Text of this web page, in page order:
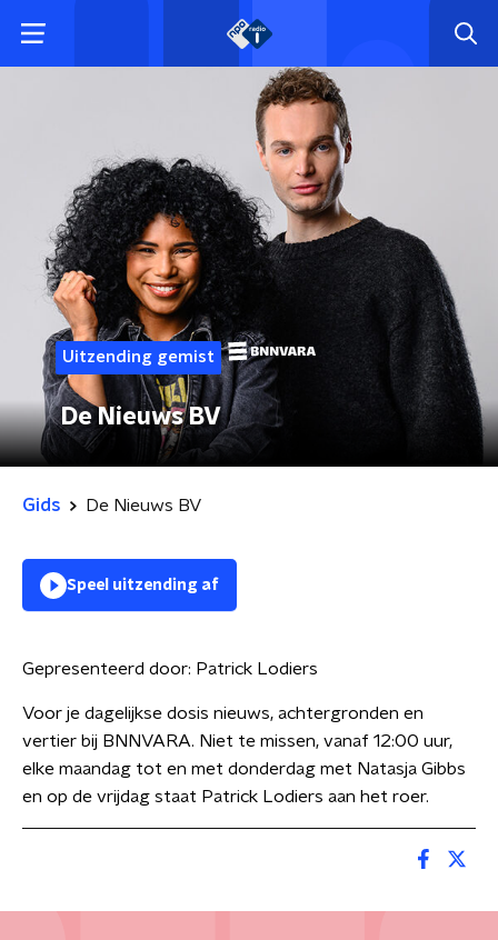
Uitzending gemist
De Nieuws BV
Gids De Nieuws BV
Speel uitzending af
Gepresenteerd door: Patrick Lodiers
Voor je dagelijkse dosis nieuws, achtergronden en
vertier bij BNNVARA. Niet te missen, vanaf 12:00 uur,
elke maandag tot en met donderdag met Natasja Gibbs
en op de vrijdag staat Patrick Lodiers aan het roer.